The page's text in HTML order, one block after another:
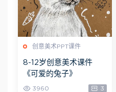
创意美术PPT课件
8-12岁创意美术课件
《可爱的兔子》
3960 3